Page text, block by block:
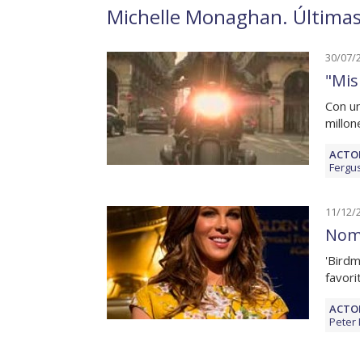
Michelle Monaghan.
30/07/
Con
11/12/
Peter